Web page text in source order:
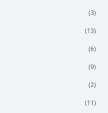
(3)
(13)
(6)
(9)
(2)
(11)